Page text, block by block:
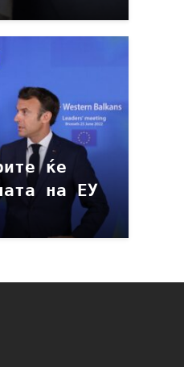
ќе
на ЕУ